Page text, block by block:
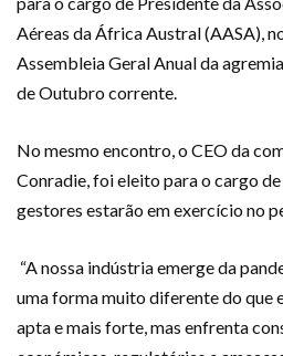
Aéreas da África Austral (AASA),
Assembleia Geral Anual da
de Outubro corrente.
No mesmo encontro, o CEO da
Conradie, foi eleito para o cargo
gestores estarão em exercício no
“A nossa indústria emerge da
uma forma muito diferente do que
apta e mais forte, mas enfrenta